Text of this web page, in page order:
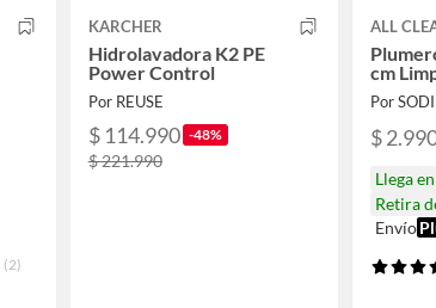
(2)
KARCHER
Hidrolavadora K2 PE
Power Control
Por REUSE
$ 114.990 -48%
$ 221.990
ALL
cm
Por
$
Llega en
Retira
Envío